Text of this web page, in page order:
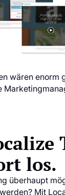
wären enorm
los.
überhaupt
Mit